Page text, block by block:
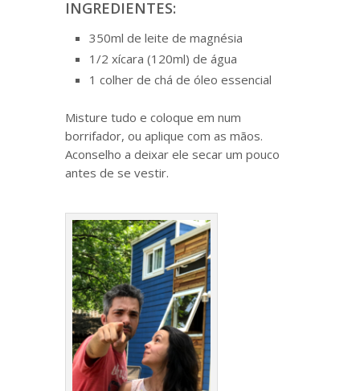
INGREDIENTES:
350ml de leite de magnésia
1/2 xícara (120ml) de água
1 colher de chá de óleo essencial
Misture tudo e coloque em num
borrifador, ou aplique com as mãos.
Aconselho a deixar ele secar um pouco
antes de se vestir.